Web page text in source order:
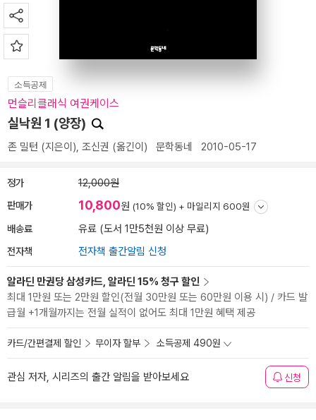
소득공제
먼슬리클래식 여권케이스
실낙원 1 (양장)
존 밀턴 (지은이), 조신권 (옮긴이) 문학동네 2010-05-17
정가 12,000원
판매가 10,800원 (10% 할인) + 마일리지 600원
배송료 유료 (도서 1만5천원 이상 무료)
전자책 전자책 출간알림 신청
알라딘 만권당 삼성카드, 알라딘 15% 청구 할인
최대 1만원 또는 2만원 할인(전월 30만원 또는 60만원 이용 시) / 카드 발
급월 +1개월까지는 전월 실적이 없어도 최대 1만원 혜택 제공
카드/간편결제 할인 무이자 할부 소득공제 490원
관심 저자, 시리즈의 출간 알림을 받아보세요 신청